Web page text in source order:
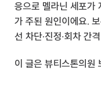
응으로 멜라닌 세포가
가 주된 원인이에요.
선 차단·진정·회차 간
이 글은 뷰티스톤의원